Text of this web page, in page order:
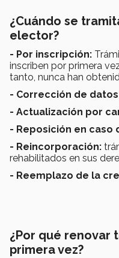
¿Cuándo se
elector?
- Por inscripción:
inscriben por primera
tanto, nunca han
- Corrección de
- Actualización por
- Reposición en caso
- Reincorporación:
rehabilitados en sus
- Reemplazo de la
¿Por qué renovar
primera vez?